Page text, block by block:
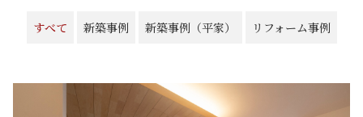
すべて 新築事例 新築事例（平家） リフォーム事例